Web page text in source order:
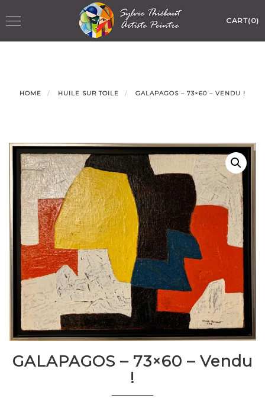
to
content
Toggle CART(0)
HOME HUILE SUR TOILE GALAPAGOS – 73×60 – VENDU !
GALAPAGOS – 73×60 – Vendu
!